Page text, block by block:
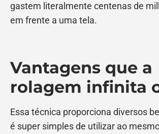
gastem literalmente centenas de
em frente a uma tela.
Vantagens que a
rolagem infinita
Essa técnica proporciona diversos
é super simples de utilizar ao